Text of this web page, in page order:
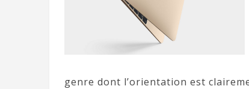
genre dont l’orientation est